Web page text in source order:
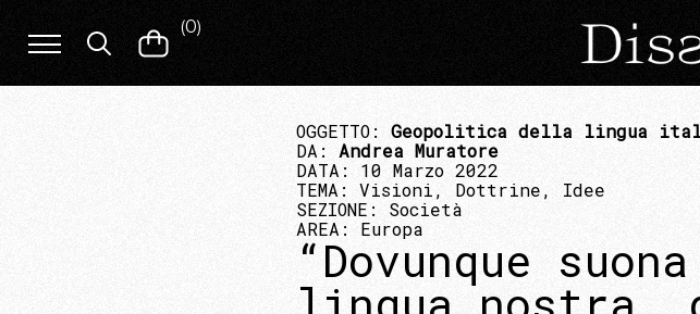
(0)
OGGETTO: Geopolitica della lingua
DA: Andrea Muratore
DATA: 10 Marzo 2022
TEMA: Visioni, Dottrine, Idee
SEZIONE: Società
AREA: Europa
“Dovunque